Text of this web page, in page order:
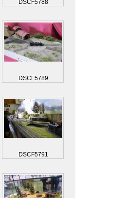
DSCF5788
DSCF5789
DSCF5791